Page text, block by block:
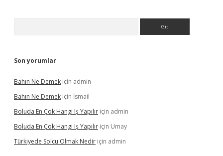
Son yorumlar
Bahın Ne Demek için admin
Bahın Ne Demek için İsmail
Boluda En Çok Hangi Iş Yapılır için admin
Boluda En Çok Hangi Iş Yapılır için Umay
Türkiyede Solcu Olmak Nedir için admin